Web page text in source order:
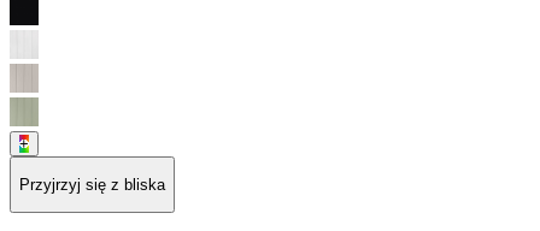
+
Przyjrzyj się z bliska